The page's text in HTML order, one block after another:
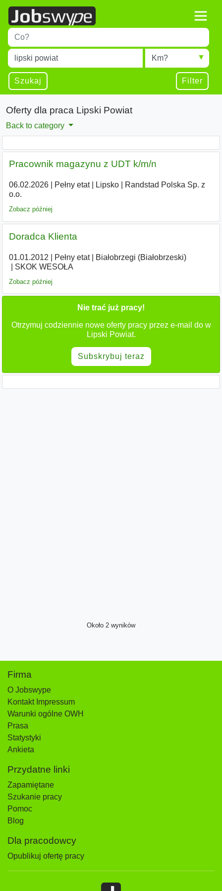
Title
Type 1 or more characters for results.
Miejscowość
Type 1 or more characters for results.
Radius
Szukaj Filter
Oferty dla praca Lipski Powiat
Back to category
Pracownik magazynu z UDT k/m/n
06.02.2026| Pełny etat| Lipsko|
Randstad Polska Sp. z
o.o.
Zobacz później
Doradca Klienta
01.01.2012 Pełny etat| Białobrzegi (Białobrzeski)|
SKOK WESOŁA
Zobacz później
Nie trać już pracy!
Otrzymuj codziennie nowe oferty pracy przez e-mail do w
Lipski Powiat.
Subskrybuj teraz
Około 2 wyników
Firma
O Jobswype
Kontakt Impressum
Warunki ogólne OWH
Prasa
Statystyki
Ankieta
Przydatne linki
Zapamiętane
Szukanie pracy
Pomoc
Blog
Dla pracodowcy
Opublikuj ofertę pracy